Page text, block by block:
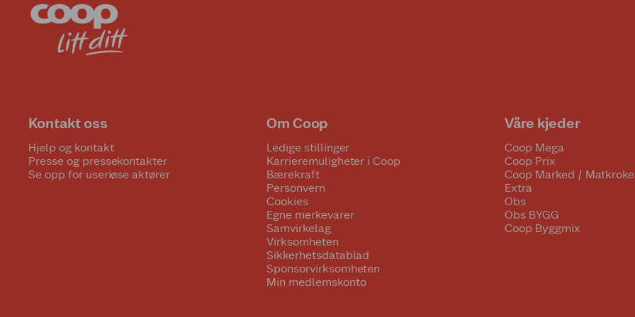
Kontakt oss
Hjelp og kontakt
Presse og pressekontakter
Se opp for useriøse aktører
Om Coop
Ledige stillinger
Karrieremuligheter i Coop
Bærekraft
Personvern
Cookies
Egne merkevarer
Samvirkelag
Virksomheten
Sikkerhetsdatablad
Sponsorvirksomheten
Min medlemskonto
Våre kjeder
Coop Mega
Coop Prix
Coop Marked /
Extra
Obs
Obs BYGG
Coop Byggmix